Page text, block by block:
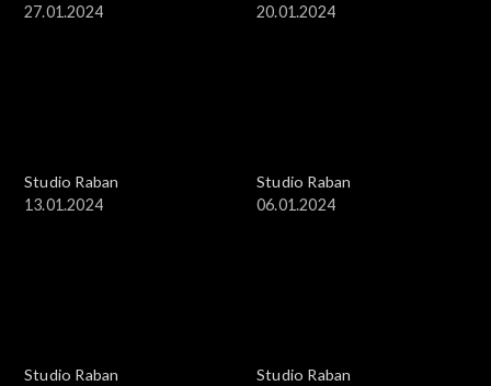
27.01.2024
20.01.2024
Studio Raban
13.01.2024
Studio Raban
06.01.2024
Studio Raban
Studio Raban